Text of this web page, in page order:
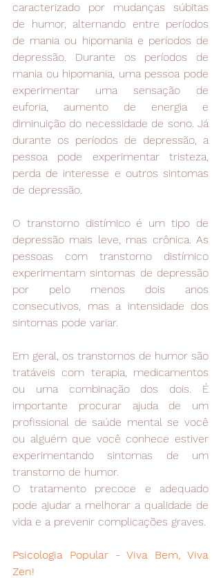
caracterizado por mudanças súbitas
de humor, alternando entre períodos
de mania ou hipomania e períodos de
depressão. Durante os períodos de
mania ou hipomania, uma pessoa pode
experimentar uma sensação de
euforia, aumento de energia e
diminuição do necessidade de sono. Já
durante os períodos de depressão, a
pessoa pode experimentar tristeza,
perda de interesse e outros sintomas
de depressão.
O transtorno distímico é um tipo de
depressão mais leve, mas crônica. As
pessoas com transtorno distímico
experimentam sintomas de depressão
por pelo menos dois anos
consecutivos, mas a intensidade dos
sintomas pode variar.
Em geral, os transtornos de humor são
tratáveis com terapia, medicamentos
ou uma combinação dos dois. É
importante procurar ajuda de um
profissional de saúde mental se você
ou alguém que você conhece estiver
experimentando sintomas de um
transtorno de humor.
O tratamento precoce e adequado
pode ajudar a melhorar a qualidade de
vida e a prevenir complicações graves.
Psicologia Popular - Viva Bem, Viva
Zen!